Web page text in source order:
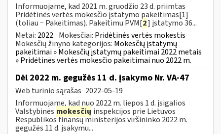
Informuojame, kad 2021 m. gruodžio 23 d. priimtas
Pridėtinės vertės mokesčio įstatymo pakeitimas[1]
(toliau − Pakeitimas). Pakeitimu PVM[2] įstatymo 36...
Metai: 2022 Mokesčiai: Pridėtinės vertės mokestis
Mokesčių žinyno kategorijos: Mokesčių įstatymų
pakeitimai » Mokesčių įstatymų pakeitimai 2022 metais
» Pridėtinės vertės mokesčio pakeitimai nuo 2022 m.
Dėl 2022 m. gegužės 11 d. įsakymo Nr. VA-47
Web turinio sąrašas 2022-05-19
Informuojame, kad nuo 2022 m. liepos 1 d. įsigalios
Valstybinės mokesčių inspekcijos prie Lietuvos
Respublikos finansų ministerijos viršininko 2022 m.
gegužės 11 d. įsakymu...